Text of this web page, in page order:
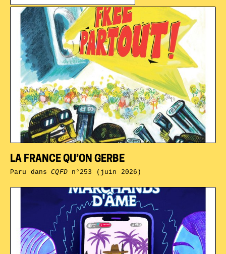
LA FRANCE QU’ON GERBE
Paru dansCQFDn°253 (juin 2026)